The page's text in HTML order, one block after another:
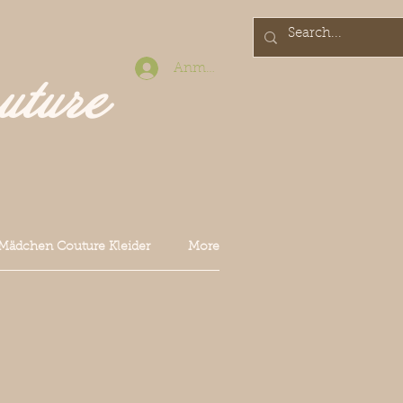
Anmelden
Couture Kleider More